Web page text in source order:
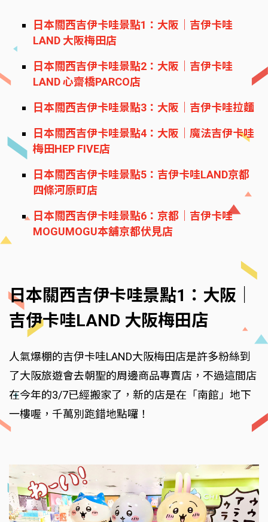
日本關西吉伊卡哇景點1：大阪｜吉伊卡哇
LAND 大阪梅田店
日本關西吉伊卡哇景點2：大阪｜吉伊卡哇
LAND 心齋橋PARCO店
日本關西吉伊卡哇景點3：大阪｜吉伊卡哇拉麵
日本關西吉伊卡哇景點4：大阪｜魔法吉伊卡哇
梅田HEP FIVE店
日本關西吉伊卡哇景點5：吉伊卡哇LAND京都
四條河原町店
日本關西吉伊卡哇景點6：京都｜吉伊卡哇
MOGUMOGU本舖京都伏見店
日本關西吉伊卡哇景點1：大阪｜
吉伊卡哇LAND 大阪梅田店
人氣爆棚的吉伊卡哇LAND大阪梅田店是許多粉絲到
了大阪旅遊會去朝聖的周邊商品專賣店，不過這間店
在今年的3/7已經搬家了，新的店是在「南館」地下
一樓喔，千萬別跑錯地點囉！